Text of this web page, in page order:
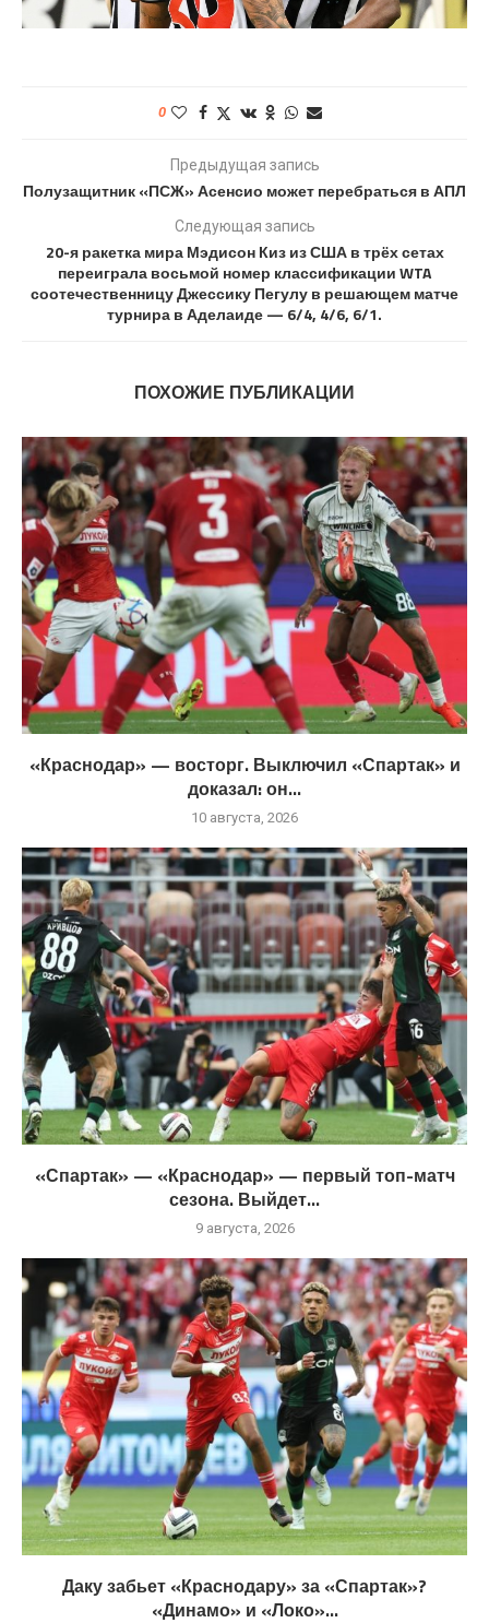
0
Предыдущая запись
Полузащитник «ПСЖ» Асенсио может перебраться в АПЛ
Следующая запись
20-я ракетка мира Мэдисон Киз из США в трёх сетах
переиграла восьмой номер классификации WTA
соотечественницу Джессику Пегулу в решающем матче
турнира в Аделаиде — 6/4, 4/6, 6/1.
ПОХОЖИЕ ПУБЛИКАЦИИ
«Краснодар» — восторг. Выключил «Спартак» и
доказал: он...
10 августа, 2026
«Спартак» — «Краснодар» — первый топ-матч
сезона. Выйдет...
9 августа, 2026
Даку забьет «Краснодару» за «Спартак»?
«Динамо» и «Локо»...